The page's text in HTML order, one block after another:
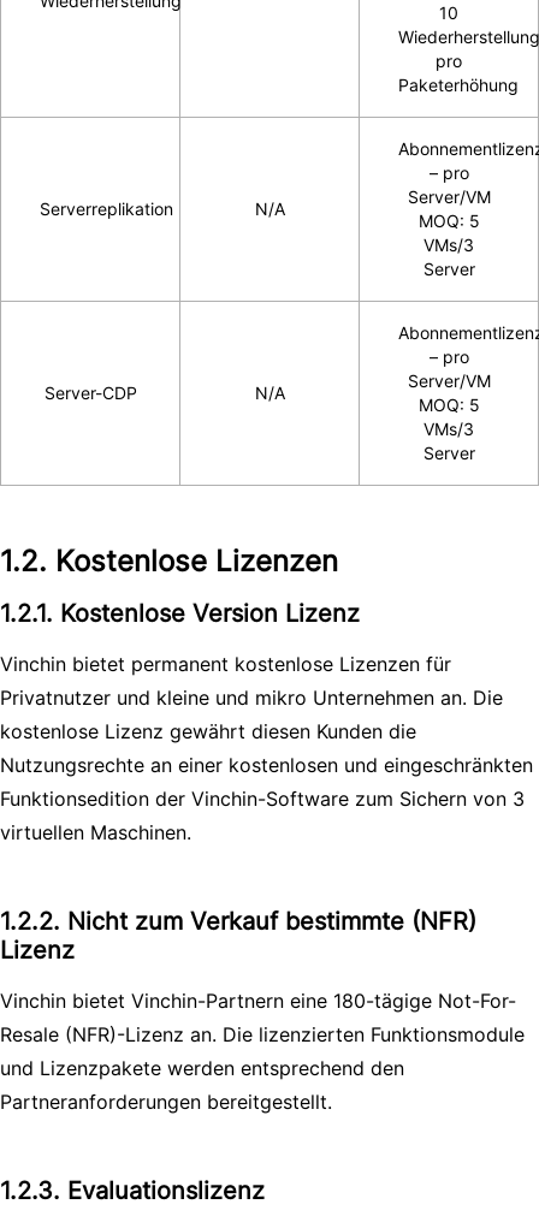
10
pro
Paketerhöhung
Serverreplikation N/A
– pro
Server/VM
MOQ: 5
VMs/3
Server
Server-CDP N/A
– pro
Server/VM
MOQ: 5
VMs/3
Server
1.2. Kostenlose Lizenzen
1.2.1. Kostenlose Version Lizenz
Vinchin bietet permanent kostenlose Lizenzen für
Privatnutzer und kleine und mikro Unternehmen an. Die
kostenlose Lizenz gewährt diesen Kunden die
Nutzungsrechte an einer kostenlosen und eingeschränkten
Funktionsedition der Vinchin-Software zum Sichern von 3
virtuellen Maschinen.
1.2.2. Nicht zum Verkauf bestimmte (NFR)
Lizenz
Vinchin bietet Vinchin-Partnern eine 180-tägige Not-For-
Resale (NFR)-Lizenz an. Die lizenzierten Funktionsmodule
und Lizenzpakete werden entsprechend den
Partneranforderungen bereitgestellt.
1.2.3. Evaluationslizenz